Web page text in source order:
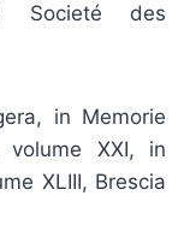
Societé des
in Memorie
XXI, in
XLIII, Brescia